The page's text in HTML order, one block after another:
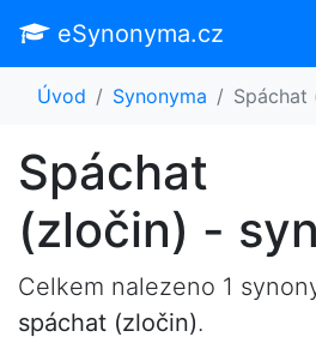
eSynonyma.cz
Úvod Synonyma Spáchat
Spáchat
(zločin) -
Celkem nalezeno 1
spáchat (zločin).